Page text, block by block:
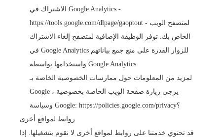
الاشتراك في Google Analytics -
https://tools.google.com/dlpage/gaoptout - لمتصفح الويب
الخاص بك. توفر الوظيفة الإضافية لمتصفح إلغاء الاشتراك
في Google Analytics للزوار القدرة على منع جمع بياناتهم
واستخدامها بواسطة Google Analytics.
لمزيد من المعلومات حول ممارسات الخصوصية الخاصة بـ
Google ، يرجى زيارة صفحة الويب الخاصة بخصوصية
وسياسة Google:
https://policies.google.com/privacy؟
روابط لمواقع أخرى
قد تحتوي خدمتنا على روابط لمواقع أخرى لا نقوم بتشغيلها. إذا